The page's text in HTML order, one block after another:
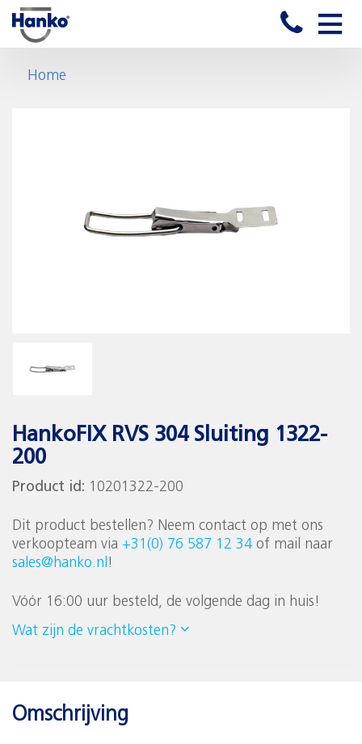
Toggle
Home
HankoFIX RVS 304 Sluiting 1322-
200
Product id: 10201322-200
Dit product bestellen? Neem contact op met ons
verkoopteam via +31(0) 76 587 12 34 of mail naar
sales@hanko.nl!
Vóór 16:00 uur besteld, de volgende dag in huis!
Wat zijn de vrachtkosten?
Omschrijving